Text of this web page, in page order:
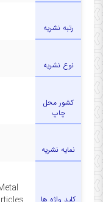
رتبه نشریه
نوع نشریه
کشور محل
چاپ
نمایه نشریه
کلید واژه ها